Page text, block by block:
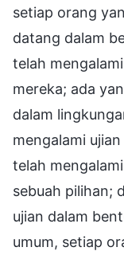
setiap orang
datang dalam
telah
mereka; ada
dalam
mengalami
telah
sebuah pilihan;
ujian dalam
umum, setiap